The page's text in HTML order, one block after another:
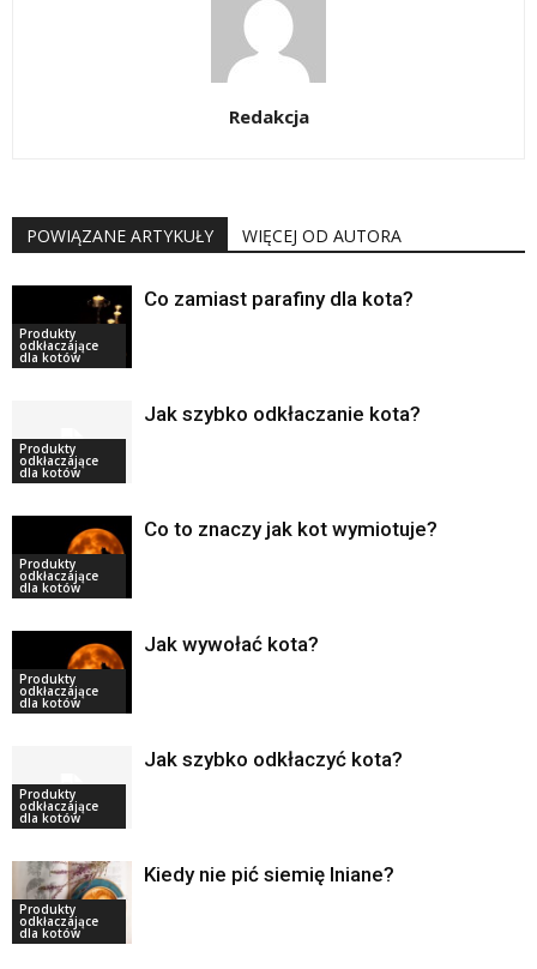
Redakcja
POWIĄZANE ARTYKUŁY WIĘCEJ OD AUTORA
Produkty
odkłaczające
dla kotów
Co zamiast parafiny dla kota?
Produkty
odkłaczające
dla kotów
Jak szybko odkłaczanie kota?
Produkty
odkłaczające
dla kotów
Co to znaczy jak kot wymiotuje?
Produkty
odkłaczające
dla kotów
Jak wywołać kota?
Produkty
odkłaczające
dla kotów
Jak szybko odkłaczyć kota?
Produkty
odkłaczające
dla kotów
Kiedy nie pić siemię lniane?